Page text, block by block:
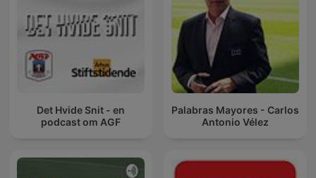
Det Hvide Snit - en
podcast om AGF
Palabras Mayores - Carlos
Antonio Vélez